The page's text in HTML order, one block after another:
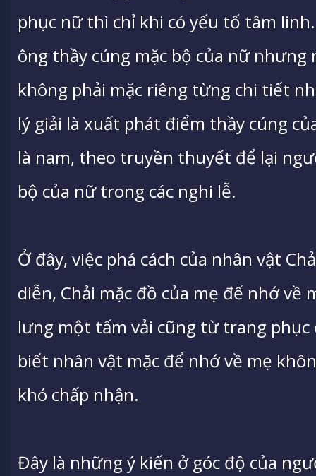
phục nữ thì chỉ khi có yếu tố tâm
ông thầy cúng mặc bộ của nữ nhưng
không phải mặc riêng từng chi tiết
lý giải là xuất phát điểm thầy cúng
là nam, theo truyền thuyết để lại
bộ của nữ trong các nghi lễ.
Ở đây, việc phá cách của nhân vật
diễn, Chải mặc đồ của mẹ để nhớ về
lưng một tấm vải cũng từ trang
biết nhân vật mặc để nhớ về mẹ
khó chấp nhận.
Đây là những ý kiến ở góc độ của